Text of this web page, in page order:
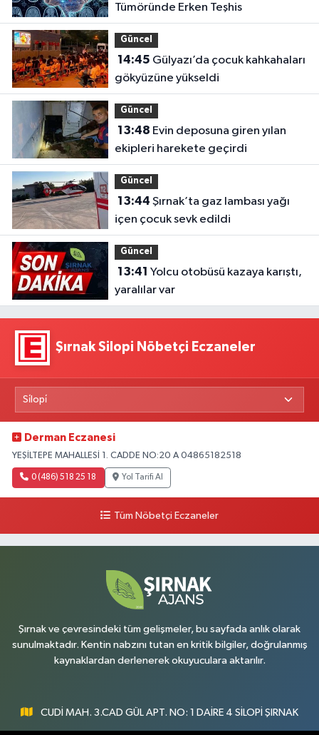
Tümöründe Erken Teşhis
Güncel
14:45
gökyüzüne yükseldi
Güncel
13:48
ekipleri harekete geçirdi
Güncel
13:44
içen çocuk sevk edildi
Güncel
13:41
yaralılar var
Şırnak Silopi Nöbetçi Eczaneler
Derman Eczanesi
YEŞİLTEPE MAHALLESİ 1. CADDE NO:20 A 04865182518
0 (486) 518 25 18 Yol Tarifi Al
Tüm Nöbetçi Eczaneler
Şırnak ve çevresindeki tüm gelişmeler, bu sayfada anlık olarak
sunulmaktadır. Kentin nabzını tutan en kritik bilgiler, doğrulanmış
kaynaklardan derlenerek okuyuculara aktarılır.
CUDİ MAH. 3.CAD GÜL APT. NO: 1 DAİRE 4 SİLOPİ ŞIRNAK